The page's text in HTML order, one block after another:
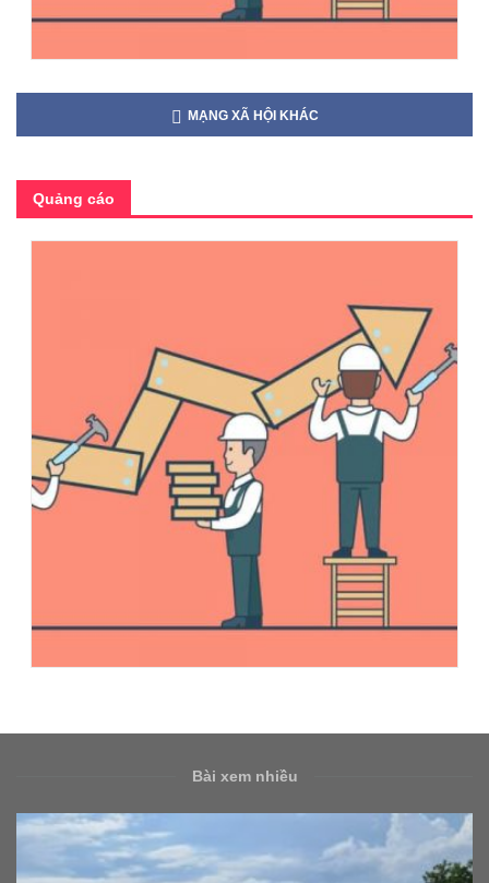
MẠNG XÃ HỘI KHÁC
Quảng cáo
Bài xem nhiều